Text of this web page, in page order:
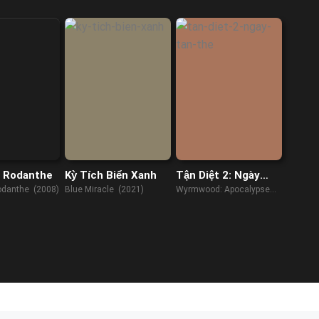
(2008)
Kỳ Tích Biển Xanh
Blue Miracle (2021)
Tận Diệt 2: Ngày
Tận Thế
Wyrmwood: Apocalypse